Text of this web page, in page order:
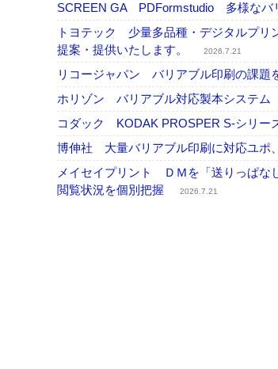
SCREEN GA PDFormstudio 多様なバ
トヨテック 少量多品種・デジタルプリ
提案・提供いたします。
2026.7.21
リコージャパン バリアブル印刷の課題
ホリゾン バリアブル対応製本システム
コダック KODAK PROSPER S-シリー
博伸社 大量バリアブル印刷に対応ユポ
メイセイプリント ＤＭを「送りっぱな
閲覧状況を個別把握
2026.7.21